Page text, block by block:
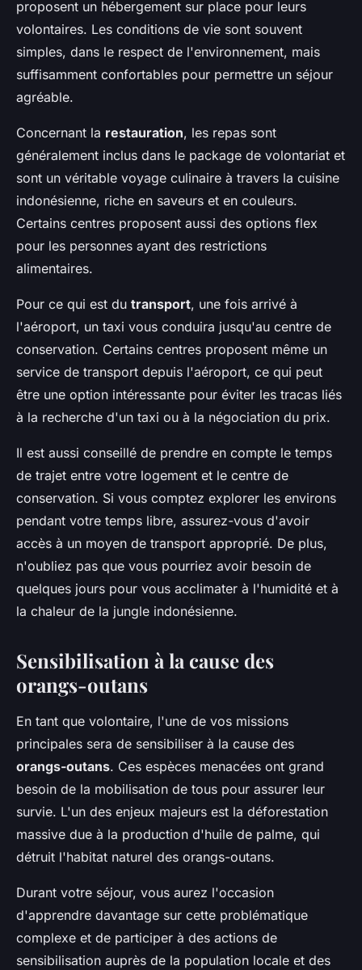
proposent un hébergement sur place pour leurs
volontaires. Les conditions de vie sont souvent
simples, dans le respect de l'environnement, mais
suffisamment confortables pour permettre un séjour
agréable.
Concernant la restauration, les repas sont
généralement inclus dans le package de volontariat et
sont un véritable voyage culinaire à travers la cuisine
indonésienne, riche en saveurs et en couleurs.
Certains centres proposent aussi des options flex
pour les personnes ayant des restrictions
alimentaires.
Pour ce qui est du transport, une fois arrivé à
l'aéroport, un taxi vous conduira jusqu'au centre de
conservation. Certains centres proposent même un
service de transport depuis l'aéroport, ce qui peut
être une option intéressante pour éviter les tracas liés
à la recherche d'un taxi ou à la négociation du prix.
Il est aussi conseillé de prendre en compte le temps
de trajet entre votre logement et le centre de
conservation. Si vous comptez explorer les environs
pendant votre temps libre, assurez-vous d'avoir
accès à un moyen de transport approprié. De plus,
n'oubliez pas que vous pourriez avoir besoin de
quelques jours pour vous acclimater à l'humidité et à
la chaleur de la jungle indonésienne.
Sensibilisation à la cause des
orangs-outans
En tant que volontaire, l'une de vos missions
principales sera de sensibiliser à la cause des
orangs-outans. Ces espèces menacées ont grand
besoin de la mobilisation de tous pour assurer leur
survie. L'un des enjeux majeurs est la déforestation
massive due à la production d'huile de palme, qui
détruit l'habitat naturel des orangs-outans.
Durant votre séjour, vous aurez l'occasion
d'apprendre davantage sur cette problématique
complexe et de participer à des actions de
sensibilisation auprès de la population locale et des